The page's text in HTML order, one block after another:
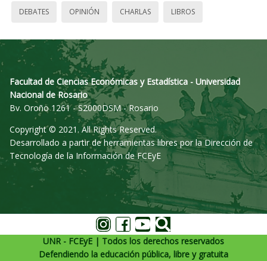
DEBATES OPINIÓN CHARLAS LIBROS
Facultad de Ciencias Económicas y Estadística - Universidad
Nacional de Rosario
Bv. Oroño 1261 - S2000DSM - Rosario
Copyright © 2021. All Rights Reserved.
Desarrollado a partir de herramientas libres por la Dirección de
Tecnología de la Información de FCEyE
UNR - FCEyE | Todos los derechos reservados
Defendiendo la educación pública, libre y gratuita